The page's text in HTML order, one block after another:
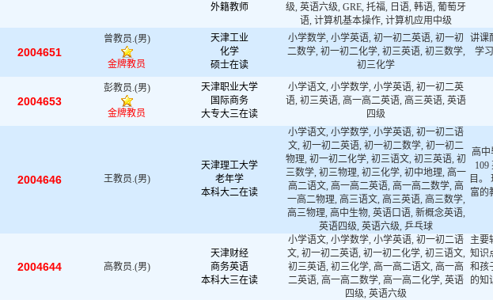
外籍教师
级, 英语六级, GRE, 托福, 日语, 韩语, 葡萄牙
语, 计算机基本操作, 计算机应用中级
2004651
曾教员.(男)
金牌教员
天津工业
化学
硕士在读
小学数学, 小学英语, 初一初二英语, 初一初
二数学, 初一初二化学, 初三英语, 初三数学,
初三化学
讲课
学
2004653
彭教员.(男)
金牌教员
天津职业大学
国际商务
大专大三在读
小学语文, 小学数学, 小学英语, 初一初二英
语, 初三英语, 高一高二英语, 高三英语, 英语
四级
2004646 王教员.(男)
天津理工大学
老年学
本科大二在读
小学语文, 小学数学, 小学英语, 初一初二语
文, 初一初二英语, 初一初二数学, 初一初二
物理, 初一初二化学, 初三语文, 初三英语, 初
三数学, 初三物理, 初三化学, 初中地理, 高一
高二语文, 高一高二英语, 高一高二数学, 高
一高二物理, 高三语文, 高三英语, 高三数学,
高三物理, 高中生物, 英语口语, 新概念英语,
英语四级, 英语六级, 乒乓球
高
109
目。
富的
2004644 高教员.(男)
天津财经
商务英语
本科大三在读
小学语文, 小学数学, 小学英语, 初一初二语
文, 初一初二英语, 初一初二化学, 初三语文,
初三英语, 初三化学, 高一高二语文, 高一高
二英语, 高一高二数学, 高一高二化学, 英语
四级, 英语六级
主要
知识
和孩
的知